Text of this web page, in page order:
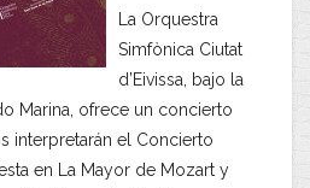
La Orquestra
Simfònica Ciutat
d’Eivissa, bajo la
Marina, ofrece un concierto
interpretarán el Concierto
en La Mayor de Mozart y